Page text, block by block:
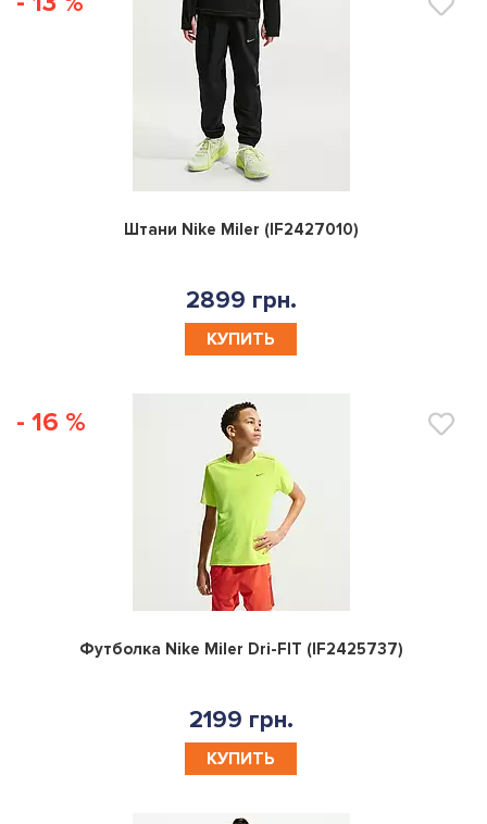
0
Штани Nike Miler (IF2427010)
2899 грн.
КУПИТЬ
- 16 %
0
Футболка Nike Miler Dri-FIT (IF2425737)
2199 грн.
КУПИТЬ